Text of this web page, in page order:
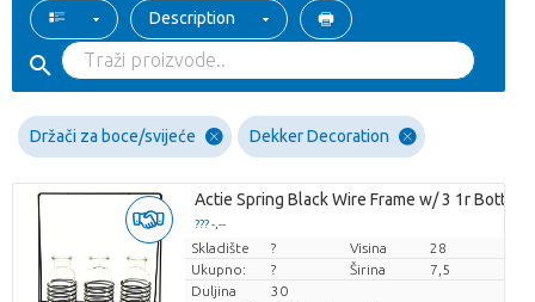
Description
Držači za boce/svijeće Dekker Decoration
Actie Spring Black Wire Frame w/ 3 1r Bottles
??? -,--
Cijena po komadu
Skladište ? Visina
28
Ukupno:
? Širina
7,5
Duljina
30